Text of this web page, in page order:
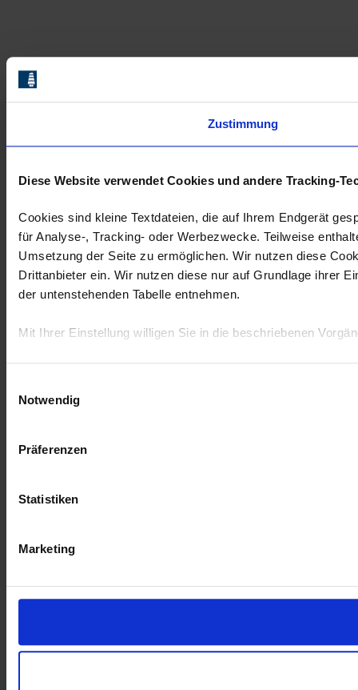
Zustimmung
Diese Website verwendet Cookies und andere Tracking-
Cookies sind kleine Textdateien, die auf Ihrem Endgerät
für Analyse-, Tracking- oder Werbezwecke. Teilweise
Umsetzung der Seite zu ermöglichen. Wir nutzen diese
Drittanbieter ein. Wir nutzen diese nur auf Grundlage ihrer
der untenstehenden Tabelle entnehmen.
Mit Ihrer Einstellung willigen Sie in die beschriebenen
Notwendig
Präferenzen
Statistiken
Marketing